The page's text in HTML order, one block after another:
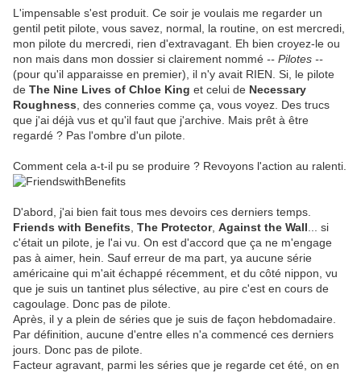
L'impensable s'est produit. Ce soir je voulais me regarder un
gentil petit pilote, vous savez, normal, la routine, on est mercredi,
mon pilote du mercredi, rien d'extravagant. Eh bien croyez-le ou
non mais dans mon dossier si clairement nommé -- Pilotes --
(pour qu'il apparaisse en premier), il n'y avait RIEN. Si, le pilote
de The Nine Lives of Chloe King et celui de Necessary
Roughness , des conneries comme ça, vous voyez. Des trucs
que j'ai déjà vus et qu'il faut que j'archive. Mais prêt à être
regardé ? Pas l'ombre d'un pilote.
Comment cela a-t-il pu se produire ? Revoyons l'action au ralenti.
D'abord, j'ai bien fait tous mes devoirs ces derniers temps.
Friends with Benefits The Protector, Against the Wall ... si
c'était un pilote, je l'ai vu. On est d'accord que ça ne m'engage
pas à aimer, hein. Sauf erreur de ma part, ya aucune série
américaine qui m'ait échappé récemment, et du côté nippon, vu
que je suis un tantinet plus sélective, au pire c'est en cours de
cagoulage. Donc pas de pilote.
Après, il y a plein de séries que je suis de façon hebdomadaire.
Par définition, aucune d'entre elles n'a commencé ces derniers
jours. Donc pas de pilote.
Facteur agravant, parmi les séries que je regarde cet été, on en